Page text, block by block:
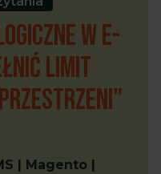
w e-
limit
| Magento |